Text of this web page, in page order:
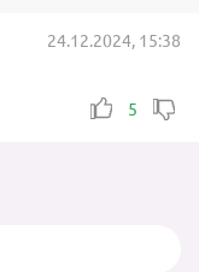
24.12.2024, 15:38
5